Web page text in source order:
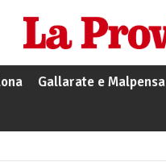
Gallarate e Malpensa